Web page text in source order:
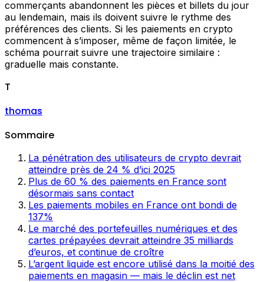
commerçants abandonnent les pièces et billets du jour
au lendemain, mais ils doivent suivre le rythme des
préférences des clients. Si les paiements en crypto
commencent à s’imposer, même de façon limitée, le
schéma pourrait suivre une trajectoire similaire :
graduelle mais constante.
T
thomas
Sommaire
La pénétration des utilisateurs de crypto devrait
atteindre près de 24 % d’ici 2025
Plus de 60 % des paiements en France sont
désormais sans contact
Les paiements mobiles en France ont bondi de
137%
Le marché des portefeuilles numériques et des
cartes prépayées devrait atteindre 35 milliards
d’euros, et continue de croître
L’argent liquide est encore utilisé dans la moitié des
paiements en magasin — mais le déclin est net